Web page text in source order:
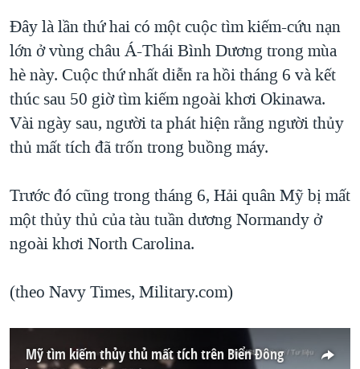
Đây là lần thứ hai có một cuộc tìm kiếm-cứu nạn
lớn ở vùng châu Á-Thái Bình Dương trong mùa
hè này. Cuộc thứ nhất diễn ra hồi tháng 6 và kết
thúc sau 50 giờ tìm kiếm ngoài khơi Okinawa.
Vài ngày sau, người ta phát hiện rằng người thủy
thủ mất tích đã trốn trong buồng máy.
Trước đó cũng trong tháng 6, Hải quân Mỹ bị mất
một thủy thủ của tàu tuần dương Normandy ở
ngoài khơi North Carolina.
(theo Navy Times, Military.com)
Mỹ tìm kiếm thủy thủ mất tích trên Biển Đông